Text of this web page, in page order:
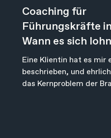
Coaching für
Führungskräfte in
Wann es sich
wann nicht
Eine Klientin hat es mir
beschrieben, und
das Kernproblem der